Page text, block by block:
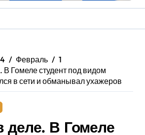
Февраль
1
Гомеле студент под видом
в сети и обманывал ухажеров
деле. В Гомеле